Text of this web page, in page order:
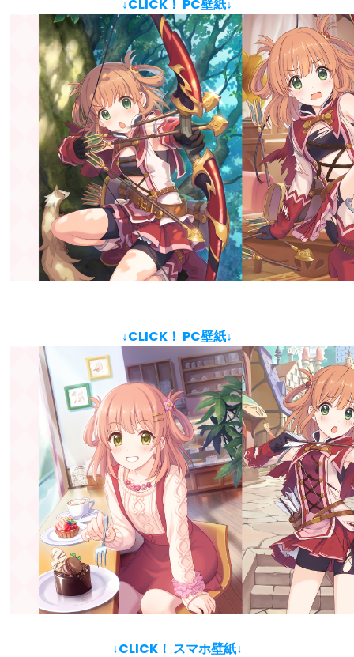
↓CLICK！ PC壁紙↓
↓CLICK！ PC壁紙↓
↓CLICK！ スマホ壁紙↓